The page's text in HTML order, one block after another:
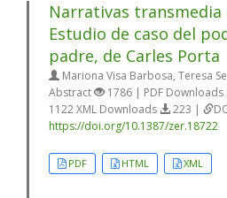
Narrativas transmedia
Estudio de caso del
padre, de Carles Porta
Mariona Visa Barbosa, Teresa
Abstract
1786 | PDF Downloads
1122 XML Downloads
223 |
https://doi.org/10.1387/zer.18722
PDF HTML XML